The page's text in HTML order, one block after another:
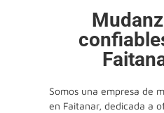
Somos una empresa de
en Faitanar, dedicada a